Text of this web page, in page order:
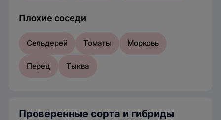
Плохие соседи
Сельдерей Томаты Морковь
Перец Тыква
Проверенные сорта и гибриды